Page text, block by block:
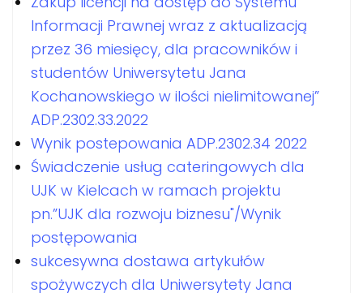
Informacji Prawnej wraz z aktualizacją
przez 36 miesięcy, dla pracowników i
studentów Uniwersytetu Jana
Kochanowskiego w ilości nielimitowanej”
ADP.2302.33.2022
Wynik postepowania ADP.2302.34 2022
Świadczenie usług cateringowych dla
UJK w Kielcach w ramach projektu
pn.”UJK dla rozwoju biznesu"/Wynik
postępowania
sukcesywna dostawa artykułów
spożywczych dla Uniwersytety Jana